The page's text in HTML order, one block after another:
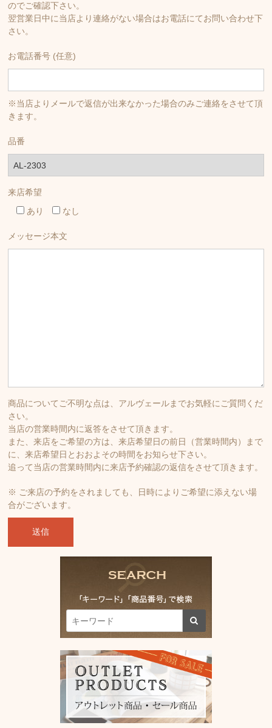
のでご確認下さい。
翌営業日中に当店より連絡がない場合はお電話にてお問い合わせ下
さい。
お電話番号 (任意)
※当店よりメールで返信が出来なかった場合のみご連絡をさせて頂
きます。
品番
来店希望
あり
なし
メッセージ本文
商品についてご不明な点は、アルヴェールまでお気軽にご質問くだ
さい。
当店の営業時間内に返答をさせて頂きます。
また、来店をご希望の方は、来店希望日の前日（営業時間内）まで
に、来店希望日とおおよその時間をお知らせ下さい。
追って当店の営業時間内に来店予約確認の返信をさせて頂きます。
※ ご来店の予約をされましても、日時によりご希望に添えない場
合がございます。